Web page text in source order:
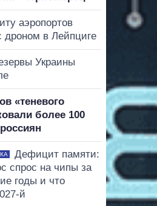
аэропортов
дроном в Лейпциге
Украины
«теневого
более 100
Дефицит памяти:
спрос на чипы за
годы и что
й